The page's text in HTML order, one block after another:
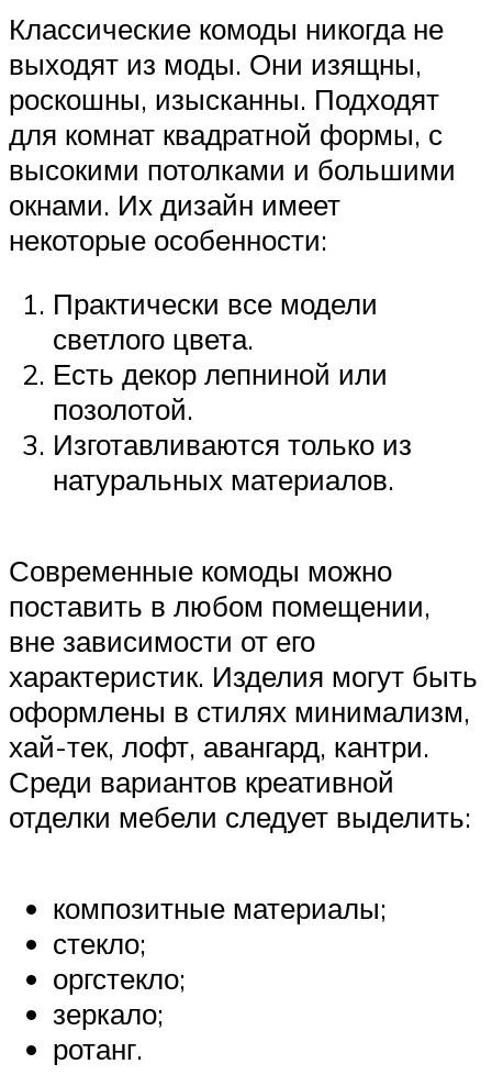
Классические комоды никогда не
выходят из моды. Они изящны,
роскошны, изысканны. Подходят
для комнат квадратной формы, с
высокими потолками и большими
окнами. Их дизайн имеет
некоторые особенности:
Практически все модели
светлого цвета.
Есть декор лепниной или
позолотой.
Изготавливаются только из
натуральных материалов.
Современные комоды можно
поставить в любом помещении,
вне зависимости от его
характеристик. Изделия могут быть
оформлены в стилях минимализм,
хай-тек, лофт, авангард, кантри.
Среди вариантов креативной
отделки мебели следует выделить:
композитные материалы;
стекло;
оргстекло;
зеркало;
ротанг.